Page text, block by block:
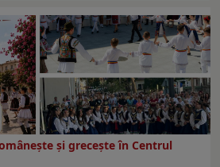
şi greceşte în Centrul